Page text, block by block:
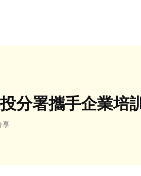
分署攜手企業培
享